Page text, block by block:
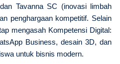
Tavanna SC (inovasi limbah
penghargaan kompetitif. Selain
mengasah Kompetensi Digital:
Business, desain 3D, dan
untuk bisnis modern.